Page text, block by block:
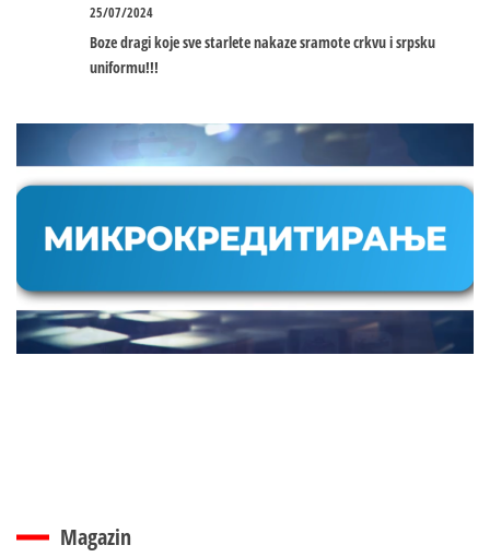
25/07/2024
Boze dragi koje sve starlete nakaze sramote crkvu i srpsku
uniformu!!!
Magazin